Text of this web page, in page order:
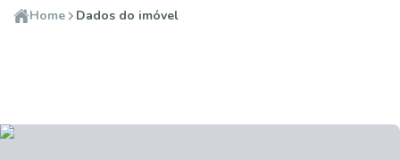
Home Dados do imóvel